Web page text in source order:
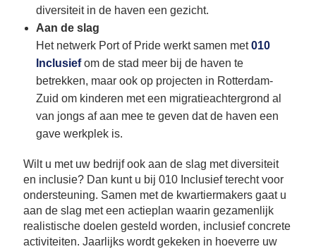
diversiteit in de haven een gezicht.
Aan de slag
Het netwerk Port of Pride werkt samen met010
Inclusiefom de stad meer bij de haven te
betrekken, maar ook op projecten in Rotterdam-
Zuid om kinderen met een migratieachtergrond al
van jongs af aan mee te geven dat de haven een
gave werkplek is.
Wilt u met uw bedrijf ook aan de slag met diversiteit
en inclusie? Dan kunt u bij 010 Inclusief terecht voor
ondersteuning. Samen met de kwartiermakers gaat u
aan de slag met een actieplan waarin gezamenlijk
realistische doelen gesteld worden, inclusief concrete
activiteiten. Jaarlijks wordt gekeken in hoeverre uw